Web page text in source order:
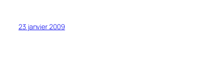
23 janvier 2009